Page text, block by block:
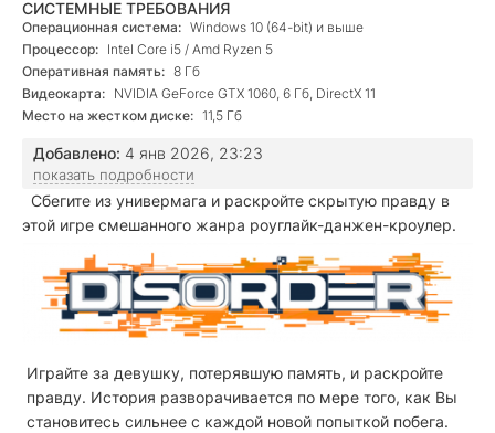
СИСТЕМНЫЕ ТРЕБОВАНИЯ
Операционная система: Windows 10 (64-bit) и выше
Процессор: Intel Core i5 / Amd Ryzen 5
Оперативная память: 8 Гб
Видеокарта: NVIDIA GeForce GTX 1060, 6 Гб, DirectX 11
Место на жестком диске: 11,5 Гб
Добавлено: 4 янв 2026, 23:23
показать подробности
Сбегите из универмага и раскройте скрытую правду в
этой игре смешанного жанра роуглайк-данжен-кроулер.
Играйте за девушку, потерявшую память, и раскройте
правду. История разворачивается по мере того, как Вы
становитесь сильнее с каждой новой попыткой побега.